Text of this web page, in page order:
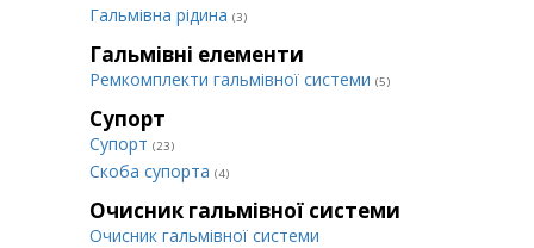
Гальмівна рідина (3)
Гальмівні елементи
Ремкомплекти гальмівної системи (5)
Супорт
Супорт (23)
Cкоба супорта (4)
Очисник гальмівної системи
Очисник гальмівної системи